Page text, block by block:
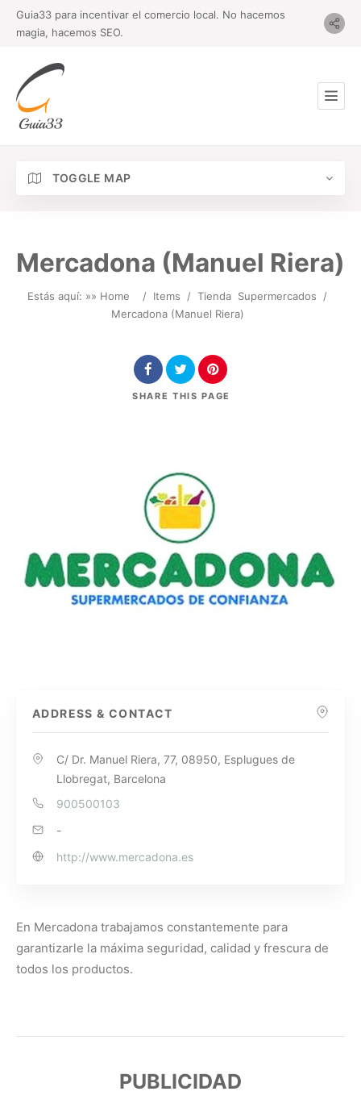
Guia33 para incentivar el comercio local. No hacemos
magia, hacemos SEO.
TOGGLE MAP
Mercadona (Manuel Riera)
Estás aquí: »» Home / Items / Tienda Supermercados
/
Mercadona (Manuel Riera)
SHARE THIS PAGE
ADDRESS & CONTACT
C/ Dr. Manuel Riera, 77, 08950, Esplugues de
Llobregat, Barcelona
900500103
-
http://www.mercadona.es
En Mercadona trabajamos constantemente para
garantizarle la máxima seguridad, calidad y frescura de
todos los productos.
PUBLICIDAD